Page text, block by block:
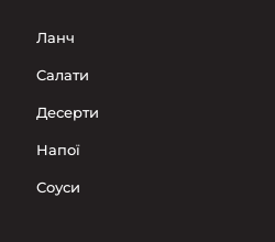
Ланч
Cалати
Десерти
Напої
Соуси